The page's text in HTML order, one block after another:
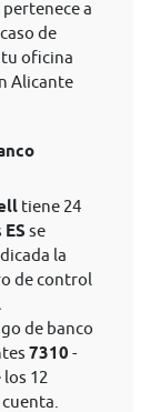
a
de
tu oficina
Alicante
tiene 24
ES se
la
de control
de banco
7310 -
12